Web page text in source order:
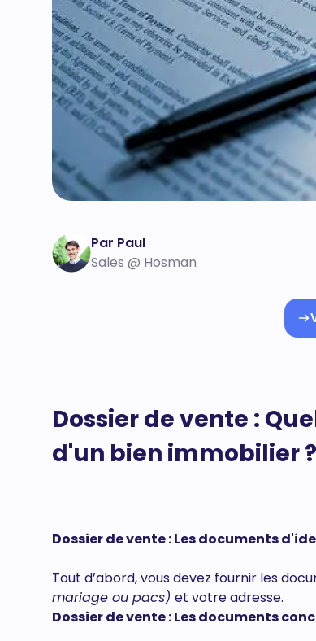
Par Paul
Sales @ Hosman
Dossier de vente :
d'un bien immobilier ?
Dossier de vente : Les documents
Tout d’abord, vous devez fournir les
mariage ou pacs) et votre adresse.
Dossier de vente : Les documents